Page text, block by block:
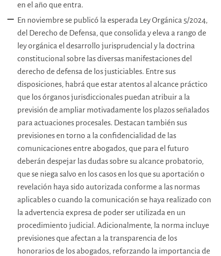
en el año que entra.
En noviembre se publicó la esperada Ley Orgánica 5/2024,
del Derecho de Defensa, que consolida y eleva a rango de
ley orgánica el desarrollo jurisprudencial y la doctrina
constitucional sobre las diversas manifestaciones del
derecho de defensa de los justiciables. Entre sus
disposiciones, habrá que estar atentos al alcance práctico
que los órganos jurisdiccionales puedan atribuir a la
previsión de ampliar motivadamente los plazos señalados
para actuaciones procesales. Destacan también sus
previsiones en torno a la confidencialidad de las
comunicaciones entre abogados, que para el futuro
deberán despejar las dudas sobre su alcance probatorio,
que se niega salvo en los casos en los que su aportación o
revelación haya sido autorizada conforme a las normas
aplicables o cuando la comunicación se haya realizado con
la advertencia expresa de poder ser utilizada en un
procedimiento judicial. Adicionalmente, la norma incluye
previsiones que afectan a la transparencia de los
honorarios de los abogados, reforzando la importancia de